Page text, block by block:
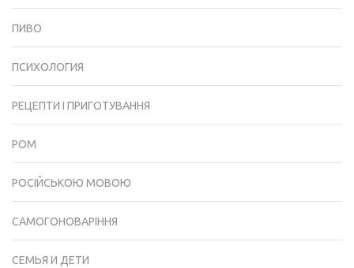
ПИВО
ПСИХОЛОГИЯ
РЕЦЕПТИ І ПРИГОТУВАННЯ
РОМ
РОСІЙСЬКОЮ МОВОЮ
САМОГОНОВАРІННЯ
СЕМЬЯ И ДЕТИ